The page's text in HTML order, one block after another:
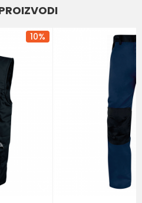
ODELA I PANTALONE
NARANDŽASTA
PLUS
10%